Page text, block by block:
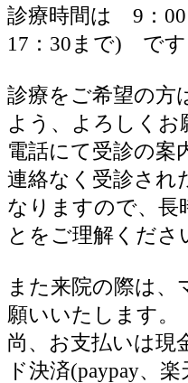
診療時間は 9：00
17：30まで) です
診療をご希望の方
よう、よろしくお
電話にて受診の案
連絡なく受診され
なりますので、長
とをご理解くださ
また来院の際は
願いいたします。
尚、お支払いは現
ド決済(paypay、